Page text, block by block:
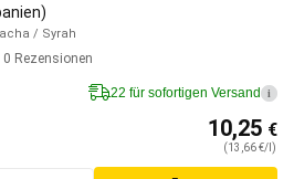
/ Syrah
0 Rezensionen
22 für sofortigen Versand i
10,25 €
(13,66 €/l)